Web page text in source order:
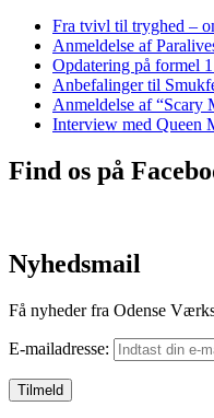
Fra tvivl til tryghed –
Anmeldelse af
Opdatering på formel
Anbefalinger til
Anmeldelse af “Scary
Interview med Queen
Find os på
Nyhedsmail
Få nyheder fra Odense
E-mailadresse: